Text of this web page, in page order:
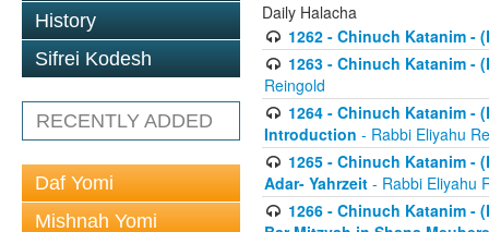
History
Sifrei Kodesh
RECENTLY ADDED
Daf Yomi
Mishnah Yomi
Daily Halacha
1262 - Chinuch Katanim -
1263 - Chinuch Katanim -
Reingold
1264 - Chinuch Katanim -
Introduction - Rabbi Eliyahu
1265 - Chinuch Katanim -
Adar- Yahrzeit - Rabbi Eliyahu
1266 - Chinuch Katanim -